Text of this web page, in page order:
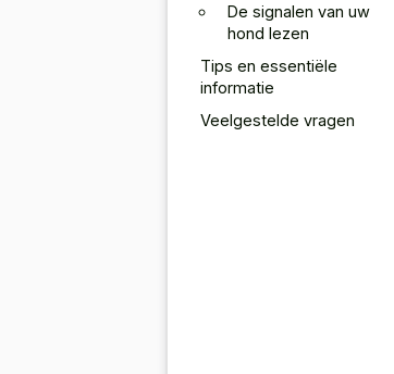
De signalen van uw
hond lezen
Tips en essentiële
informatie
Veelgestelde vragen